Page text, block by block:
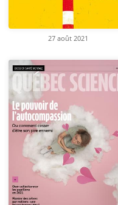
27 août 2021